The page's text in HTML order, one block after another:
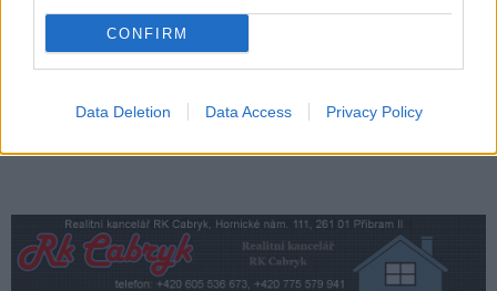
CONFIRM
Data Deletion Data Access Privacy Policy
Zpravodajství